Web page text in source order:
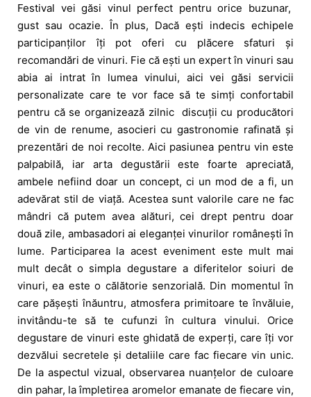
Festival vei găsi vinul perfect pentru orice buzunar,
gust sau ocazie. În plus, Dacă ești indecis echipele
participanților îți pot oferi cu plăcere sfaturi și
recomandări de vinuri. Fie că ești un expert în vinuri sau
abia ai intrat în lumea vinului, aici vei găsi servicii
personalizate care te vor face să te simți confortabil
pentru că se organizează zilnic discuții cu producători
de vin de renume, asocieri cu gastronomie rafinată și
prezentări de noi recolte. Aici pasiunea pentru vin este
palpabilă, iar arta degustării este foarte apreciată,
ambele nefiind doar un concept, ci un mod de a fi, un
adevărat stil de viață. Acestea sunt valorile care ne fac
mândri că putem avea alături, cei drept pentru doar
două zile, ambasadori ai eleganței vinurilor românești în
lume. Participarea la acest eveniment este mult mai
mult decât o simpla degustare a diferitelor soiuri de
vinuri, ea este o călătorie senzorială. Din momentul în
care pășești înăuntru, atmosfera primitoare te învăluie,
invitându-te să te cufunzi în cultura vinului. Orice
degustare de vinuri este ghidată de experți, care îți vor
dezvălui secretele și detaliile care fac fiecare vin unic.
De la aspectul vizual, observarea nuanțelor de culoare
din pahar, la împletirea aromelor emanate de fiecare vin,